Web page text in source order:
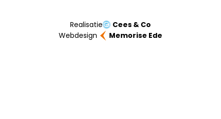
Realisatie
Cees & Co
Webdesign
Memorise Ede